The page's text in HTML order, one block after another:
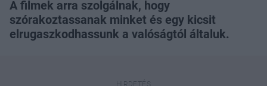
A filmek arra szolgálnak, hogy
szórakoztassanak minket és egy kicsit
elrugaszkodhassunk a valóságtól általuk.